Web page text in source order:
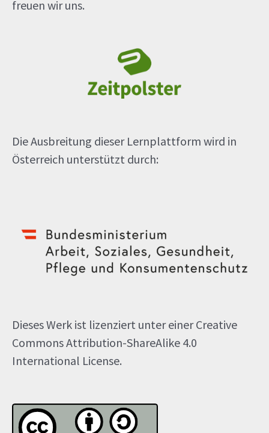
freuen wir uns.
Die Ausbreitung dieser Lernplattform wird in
Österreich unterstützt durch:
Dieses Werk ist lizenziert unter einer Creative
Commons Attribution-ShareAlike 4.0
International License.